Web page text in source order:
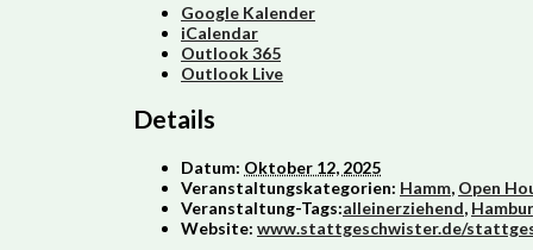
Google Kalender
iCalendar
Outlook 365
Outlook Live
Details
Datum: Oktober 12, 2025
Veranstaltungskategorien: Hamm, Open
Veranstaltung-Tags:alleinerziehend,
Website: www.stattgeschwister.de/